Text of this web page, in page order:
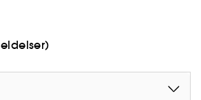
Glutenfri. Vegansk.